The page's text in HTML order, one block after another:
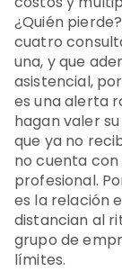
¿Quién
cuatro
una, y que
asistencial,
es una alerta
hagan valer
que ya no
no cuenta
profesional.
es la relación
distancian al
grupo de
límites.